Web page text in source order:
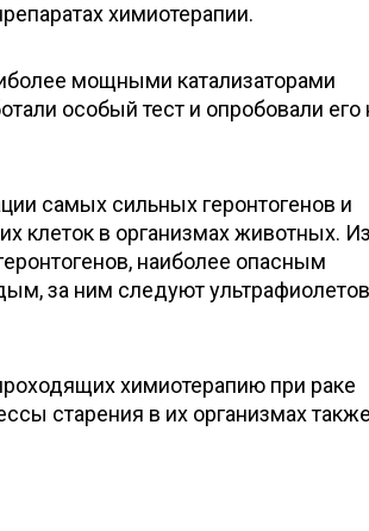
химиотерапии.
мощными катализаторами
особый тест и опробовали его
самых сильных геронтогенов и
клеток в организмах животных. Из
наиболее опасным
за ним следуют
химиотерапию при раке
старения в их организмах также